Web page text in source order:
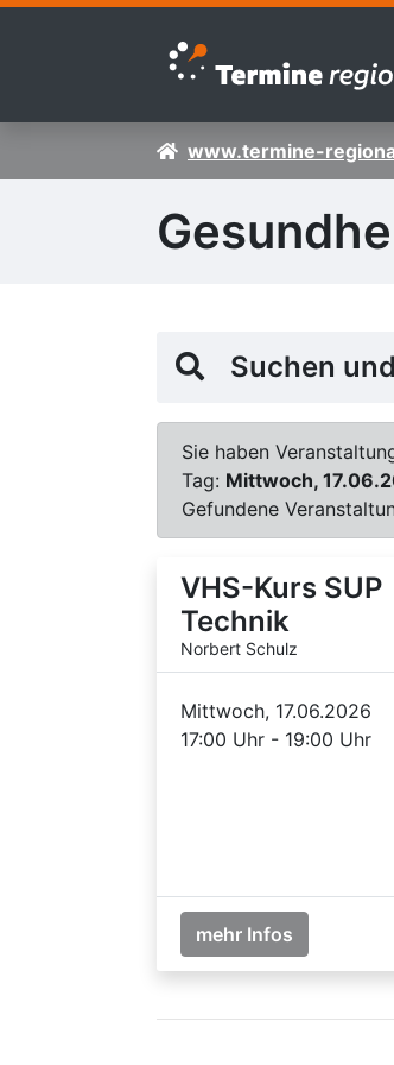
Zur Navigation springen
Zum Inhalt springen
www.termine-
Suchen
Sie haben
Tag: Mittwoch,
Gefundene
VHS-Kurs SUP
Technik
Norbert Schulz
Mittwoch, 17.06.2026
17:00 Uhr - 19:00 Uhr
mehr Infos